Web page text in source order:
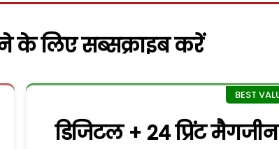
के लिए सब्सक्राइब करें
डिजिटल + 24 प्रिंट मैगजीन